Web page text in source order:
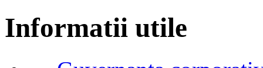
Informatii utile